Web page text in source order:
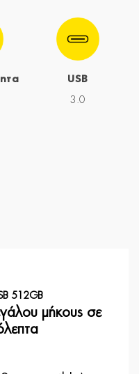
USB
3.0
512GB
μήκους σε